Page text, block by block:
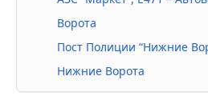
Ворота
Пост Полиции “Нижние
Нижние Ворота